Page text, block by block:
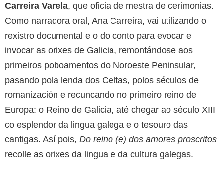
Carreira Varela, que oficia de mestra de cerimonias.
Como narradora oral, Ana Carreira, vai utilizando o
rexistro documental e o do conto para evocar e
invocar as orixes de Galicia, remontándose aos
primeiros poboamentos do Noroeste Peninsular,
pasando pola lenda dos Celtas, polos séculos de
romanización e recuncando no primeiro reino de
Europa: o Reino de Galicia, até chegar ao século XIII
co esplendor da lingua galega e o tesouro das
cantigas. Así pois, Do reino (e) dos amores proscritos
recolle as orixes da lingua e da cultura galegas.